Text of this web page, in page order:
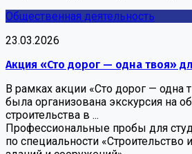
Общественная деятельность
23.03.2026
Акция «Сто дорог — одна твоя»
В рамках акции «Сто дорог — одна
была организована экскурсия на
строительства в ...
Профессиональные пробы для
по специальности «Строительство